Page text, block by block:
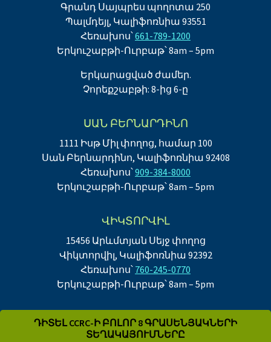
Գրանդ Սայպրես պողոտա 250
Պալմդեյլ, Կալիֆոռնիա 93551
Հեռախոս՝661-789-1200
Երկուշաբթի-Ուրբաթ՝ 8am – 5pm
Երկարացված ժամեր.
Չորեքշաբթի: 8-ից 6-ը
ՍԱՆ ԲԵՐՆԱՐԴԻՆՈ
1111 Իսթ Միլ փողոց, համար 100
Սան Բերնարդինո, Կալիֆոռնիա 92408
Հեռախոս՝909-384-8000
Երկուշաբթի-Ուրբաթ՝ 8am – 5pm
ՎԻԿՏՈՐՎԻԼ
15456 Արևմտյան Սեյջ փողոց
Վիկտորվիլ, Կալիֆոռնիա 92392
Հեռախոս՝760-245-0770
Երկուշաբթի-Ուրբաթ՝ 8am – 5pm
ԴԻՏԵԼ CCRC-Ի ԲՈԼՈՐ 8 ԳՐԱՍԵՆՅԱԿՆԵՐԻ
ՏԵՂԱԿԱՅՈՒՄՆԵՐԸ